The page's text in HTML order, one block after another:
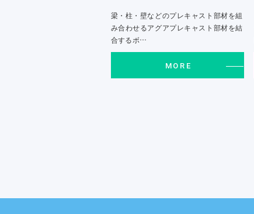
梁・柱・壁などのプレキャスト部材を組
み合わせるアグアプレキャスト部材を結
合するボ…
MORE